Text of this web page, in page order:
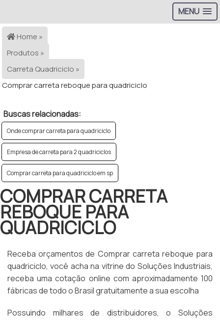
MENU
Home »
Produtos »
Carreta Quadriciclo »
Comprar carreta reboque para quadriciclo
Buscas relacionadas:
Onde comprar carreta para quadriciclo
Empresa de carreta para 2 quadriciclos
Comprar carreta para quadriciclo em sp
COMPRAR CARRETA
REBOQUE PARA
QUADRICICLO
Receba orçamentos de Comprar carreta reboque para
quadriciclo, você acha na vitrine do Soluções Industriais,
receba uma cotação online com aproximadamente 100
fábricas de todo o Brasil gratuitamente a sua escolha
Possuindo milhares de distribuidores, o Soluções